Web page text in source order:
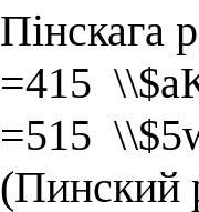
Пінскага
=415
=515
(Пинский